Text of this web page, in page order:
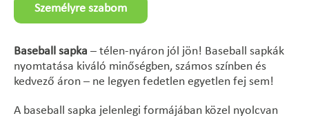
Személyre szabom
Baseball sapka – télen-nyáron jól jön! Baseball sapkák
nyomtatása kiváló minőségben, számos színben és
kedvező áron – ne legyen fedetlen egyetlen fej sem!
A baseball sapka jelenlegi formájában közel nyolcvan